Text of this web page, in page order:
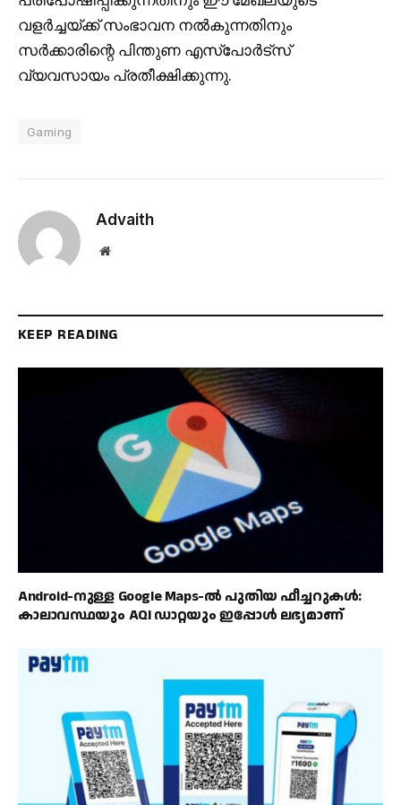
വളർച്ചയ്ക്ക് സംഭാവന നൽകുന്നതിനും
സർക്കാരിന്റെ പിന്തുണ എസ്‌പോർട്‌സ്
വ്യവസായം പ്രതീക്ഷിക്കുന്നു.
Gaming
Advaith
Website
KEEP READING
Android-നുള്ള Google Maps-ൽ പുതിയ ഫീച്ചറുകൾ:
കാലാവസ്ഥയും AQI ഡാറ്റയും ഇപ്പോൾ ലഭ്യമാണ്